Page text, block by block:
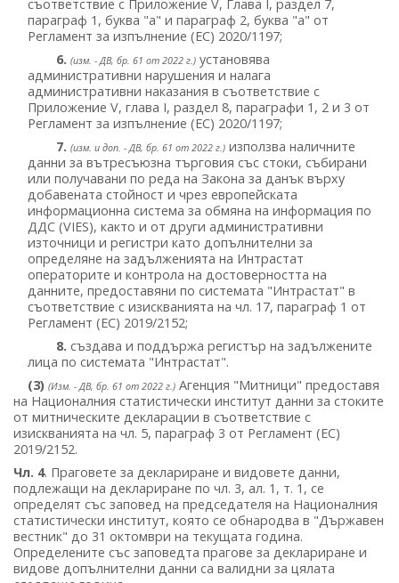
съответствие с Приложение V, Глава I, раздел 7,
параграф 1, буква "а" и параграф 2, буква "а" от
Регламент за изпълнение (ЕС) 2020/1197;
6. (изм. - ДВ, бр. 61 от 2022 г.) установява
административни нарушения и налага
административни наказания в съответствие с
Приложение V, глава I, раздел 8, параграфи 1, 2 и 3 от
Регламент за изпълнение (ЕС) 2020/1197;
7. (изм. и доп. - ДВ, бр. 61 от 2022 г.) използва наличните
данни за вътресъюзна търговия със стоки, събирани
или получавани по реда на Закона за данък върху
добавената стойност и чрез европейската
информационна система за обмяна на информация по
ДДС (VIES), както и от други административни
източници и регистри като допълнителни за
определяне на задълженията на Интрастат
операторите и контрола на достоверността на
данните, предоставяни по системата "Интрастат" в
съответствие с изискванията на чл. 17, параграф 1 от
Регламент (ЕС) 2019/2152;
8. създава и поддържа регистър на задължените
лица по системата "Интрастат".
(3) (Изм. - ДВ, бр. 61 от 2022 г.) Агенция "Митници" предоставя
на Националния статистически институт данни за стоките
от митническите декларации в съответствие с
изискванията на чл. 5, параграф 3 от Регламент (ЕС)
2019/2152.
Чл. 4. Праговете за деклариране и видовете данни,
подлежащи на деклариране по чл. 3, ал. 1, т. 1, се
определят със заповед на председателя на Националния
статистически институт, която се обнародва в "Държавен
вестник" до 31 октомври на текущата година.
Определените със заповедта прагове за деклариране и
видове допълнителни данни са валидни за цялата